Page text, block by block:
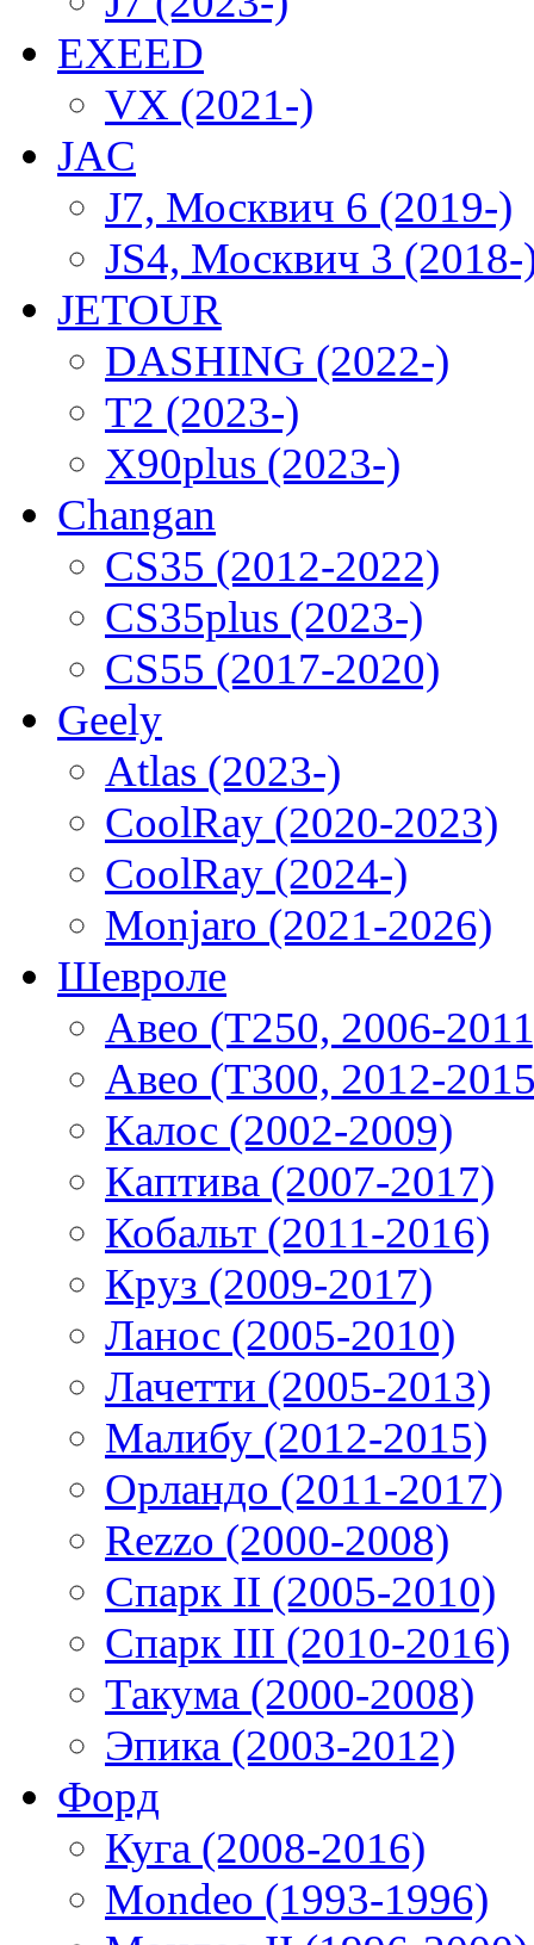
EXEED
VX (2021-)
JAC
J7, Москвич 6 (2019-)
JS4, Москвич 3 (2018-
JETOUR
DASHING (2022-)
T2 (2023-)
X90plus (2023-)
Changan
CS35 (2012-2022)
CS35plus (2023-)
CS55 (2017-2020)
Geely
Atlas (2023-)
CoolRay (2020-2023)
CoolRay (2024-)
Monjaro (2021-2026)
Шевроле
Авео (T250, 2006-
Авео (T300, 2012-
Калос (2002-2009)
Каптива (2007-2017)
Кобальт (2011-2016)
Круз (2009-2017)
Ланос (2005-2010)
Лачетти (2005-2013)
Малибу (2012-2015)
Орландо (2011-2017)
Rezzo (2000-2008)
Спарк II (2005-2010)
Спарк III (2010-2016)
Такума (2000-2008)
Эпика (2003-2012)
Форд
Куга (2008-2016)
Mondeo (1993-1996)